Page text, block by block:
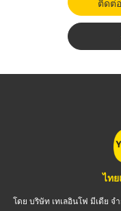
ติดต่
ไท
โดย บริษัท เทเลอินโฟ มีเดีย จ